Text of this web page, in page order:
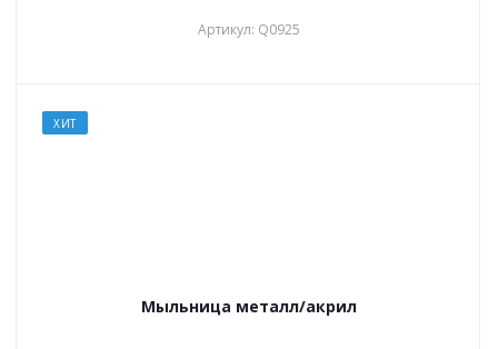
Артикул: Q0925
ХИТ
Мыльница металл/акрил